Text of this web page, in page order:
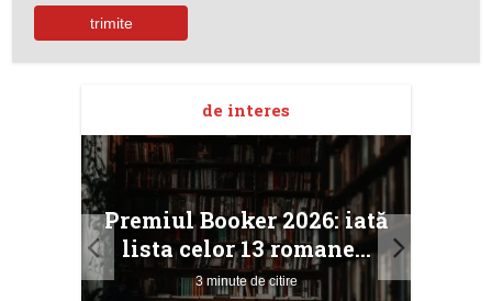
de interes
Premiul Booker 2026: iată
lista celor 13 romane...
3 minute de citire